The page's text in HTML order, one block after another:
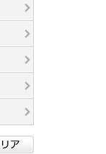
ル
ル
プ